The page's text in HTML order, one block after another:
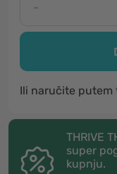
-
Ili naručite putem
THRIVE
super
kupnju.